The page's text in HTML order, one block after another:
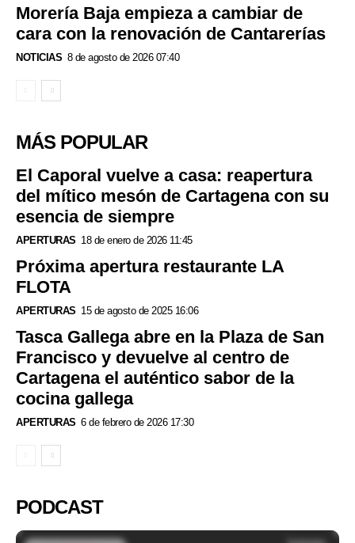
Morería Baja empieza a cambiar de
cara con la renovación de Cantarerías
NOTICIAS 8 de agosto de 2026 07:40
MÁS POPULAR
El Caporal vuelve a casa: reapertura
del mítico mesón de Cartagena con su
esencia de siempre
APERTURAS 18 de enero de 2026 11:45
Próxima apertura restaurante LA
FLOTA
APERTURAS 15 de agosto de 2025 16:06
Tasca Gallega abre en la Plaza de San
Francisco y devuelve al centro de
Cartagena el auténtico sabor de la
cocina gallega
APERTURAS 6 de febrero de 2026 17:30
PODCAST